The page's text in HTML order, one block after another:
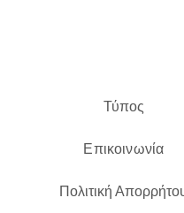
Τύπος
Επικοινωνία
Πολιτική